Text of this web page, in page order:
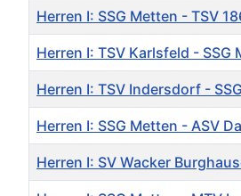
Herren I: SSG Metten - TSV
Herren I: TSV Karlsfeld - SSG
Herren I: TSV Indersdorf -
Herren I: SSG Metten - ASV
Herren I: SV Wacker